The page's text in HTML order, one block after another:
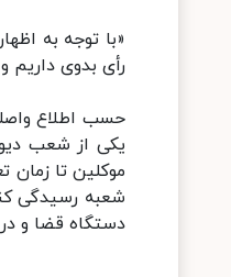
«با توجه به
رأی بدوی داریم و بر همین
حسب اطلاع
یکی از شعب
موکلین تا زمان
شعبه رسیدگی
دستگاه قضا و